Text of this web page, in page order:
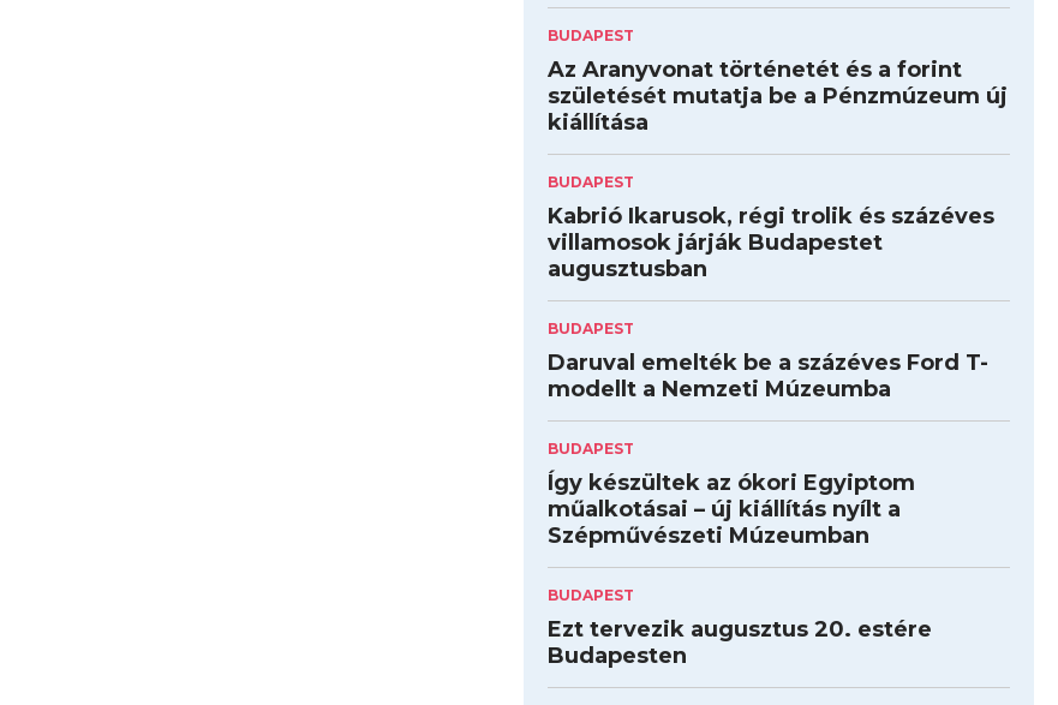
BUDAPEST
Az Aranyvonat történetét és a forint
születését mutatja be a Pénzmúzeum új
kiállítása
BUDAPEST
Kabrió Ikarusok, régi trolik és százéves
villamosok járják Budapestet
augusztusban
BUDAPEST
Daruval emelték be a százéves Ford T-
modellt a Nemzeti Múzeumba
BUDAPEST
Így készültek az ókori Egyiptom
műalkotásai – új kiállítás nyílt a
Szépművészeti Múzeumban
BUDAPEST
Ezt tervezik augusztus 20. estére
Budapesten